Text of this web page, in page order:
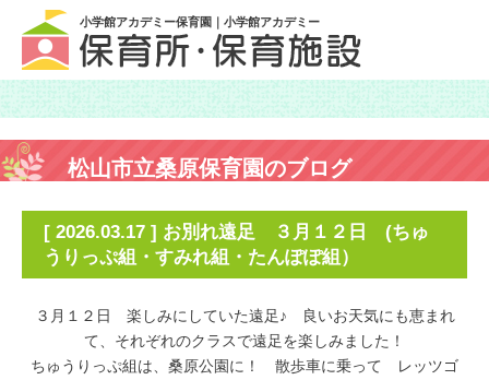
小学館アカデミー保育園｜小学館アカデミー
松山市立桑原保育園のブログ
[ 2026.03.17 ] お別れ遠足 ３月１２日 (ちゅ
うりっぷ組・すみれ組・たんぽぽ組）
３月１２日 楽しみにしていた遠足♪ 良いお天気にも恵まれ
て、それぞれのクラスで遠足を楽しみました！
ちゅうりっぷ組は、桑原公園に！ 散歩車に乗って レッツゴ